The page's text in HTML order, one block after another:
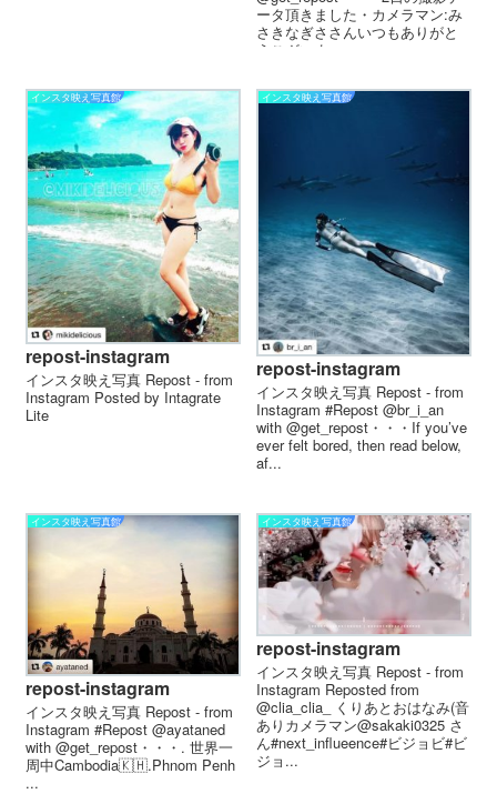
ータ頂きました・カメラマン:み
さきなぎささんいつもありがと
うございま...
インスタ映え写真館
repost-instagram
インスタ映え写真 Repost - from
Instagram Posted by Intagrate
Lite
インスタ映え写真館
repost-instagram
インスタ映え写真 Repost - from
Instagram #Repost @br_i_an
with @get_repost・・・If you’ve
ever felt bored, then read below,
af...
インスタ映え写真館
repost-instagram
インスタ映え写真 Repost - from
Instagram #Repost @ayataned
with @get_repost・・・. 世界一
周中Cambodia🇰🇭.Phnom Penh
...
インスタ映え写真館
repost-instagram
インスタ映え写真 Repost - from
Instagram Reposted from
@clia_clia_ くりあとおはなみ(音
ありカメラマン@sakaki0325 さ
ん#next_influeence#ビジョビ#ビ
ジョ...